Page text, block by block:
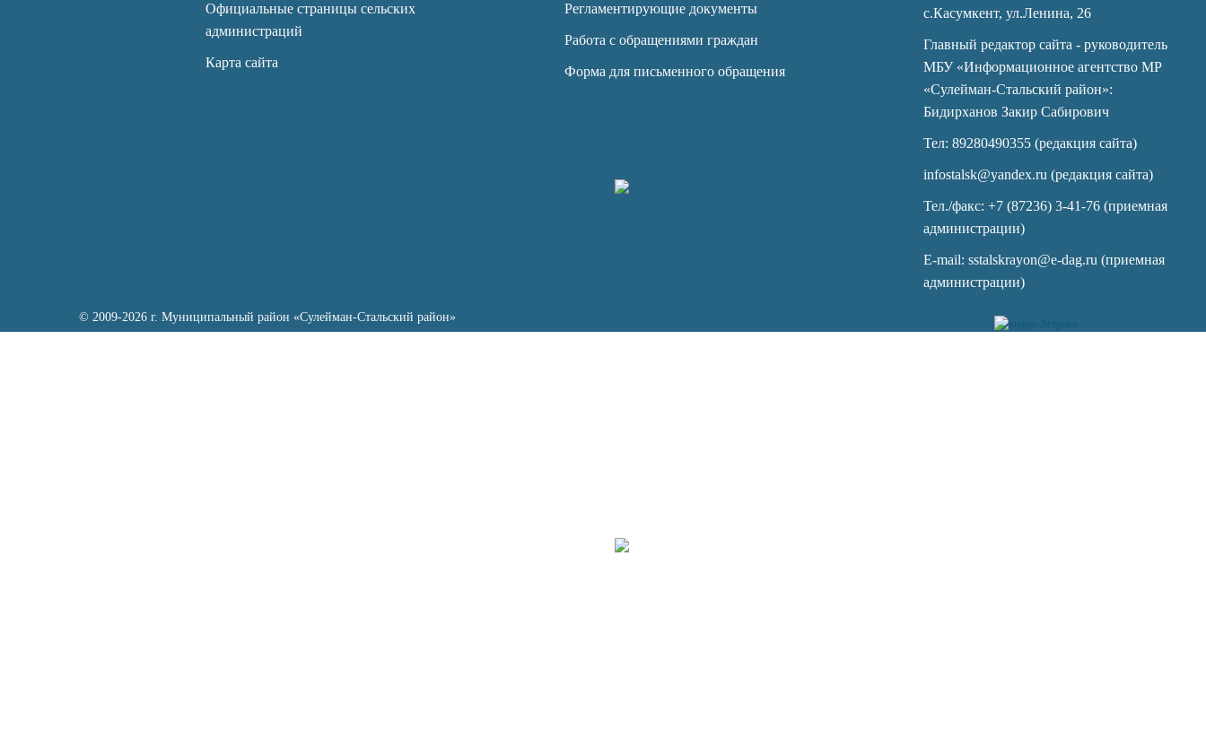
Официальные страницы сельских
администраций
Карта сайта
Регламентирующие документы
Работа с обращениями граждан
Форма для письменного обращения
с.Касумкент, ул.Ленина, 26
Главный редактор сайта - руководитель
МБУ «Информационное агентство МР
«Сулейман-Стальский район»:
Бидирханов Закир Сабирович
Тел: 89280490355 (редакция сайта)
infostalsk@yandex.ru (редакция сайта)
Тел./факс: +7 (87236) 3-41-76 (приемная
администрации)
E-mail: sstalskrayon@e-dag.ru (приемная
администрации)
© 2009-2026 г. Муниципальный район «Сулейман-Стальский район»